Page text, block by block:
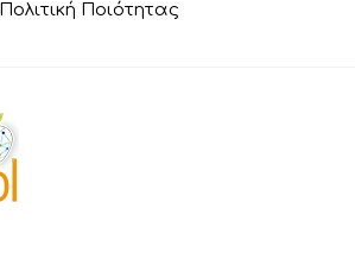
Πολιτική Ποιότητας